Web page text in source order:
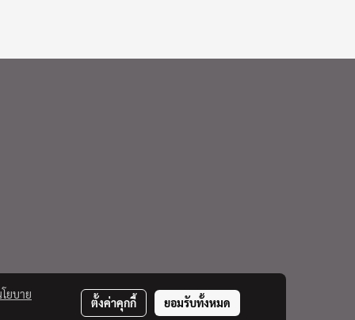
ยบาย
ตั้งค่าคุกกี้ ยอมรับทั้งหมด